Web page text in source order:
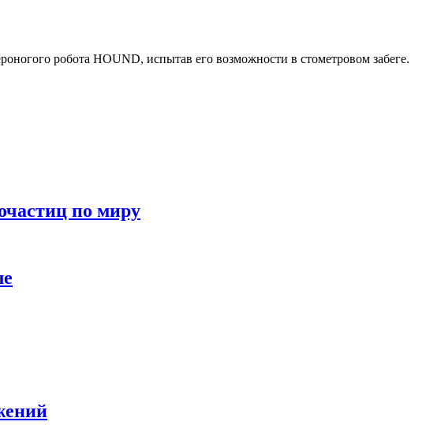
робота HOUND, испытав его возможности в стометровом забеге.
по миру